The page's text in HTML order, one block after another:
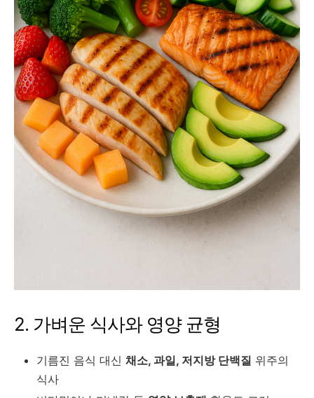
2. 가벼운 식사와 영양 균형
기름진 음식 대신 채소, 과일, 저지방 단백질 위주의
식사